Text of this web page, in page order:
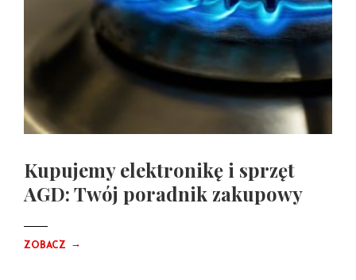
Kupujemy elektronikę i sprzęt
AGD: Twój poradnik zakupowy
ZOBACZ →